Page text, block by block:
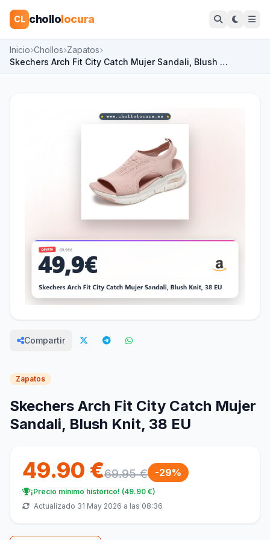
CL chollolocura
Inicio Chollos Zapatos
Skechers Arch Fit City Catch Mujer Sandali, Blush …
Compartir
Zapatos
Skechers Arch Fit City Catch Mujer
Sandali, Blush Knit, 38 EU
49.90 €69.95 € -29%
¡Precio mínimo histórico! (49.90 €)
Actualizado 31 May 2026 a las 08:36